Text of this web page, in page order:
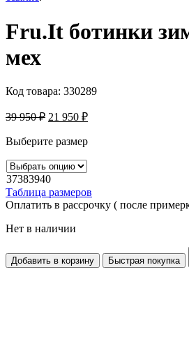
Fru.It ботинки
мех
Код товара: 330289
39 950₽ 21 950 ₽
Выберите размер
37383940
Таблица размеров
Оплатить в рассрочку ( после
Нет в наличии
Добавить в корзину Быстрая покупка